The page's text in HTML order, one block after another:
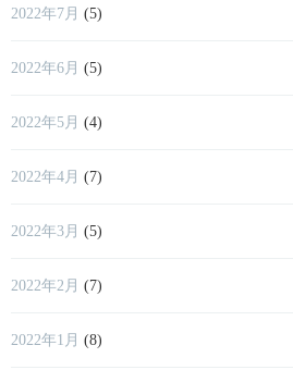
2022年7月 (5)
2022年6月 (5)
2022年5月 (4)
2022年4月 (7)
2022年3月 (5)
2022年2月 (7)
2022年1月 (8)